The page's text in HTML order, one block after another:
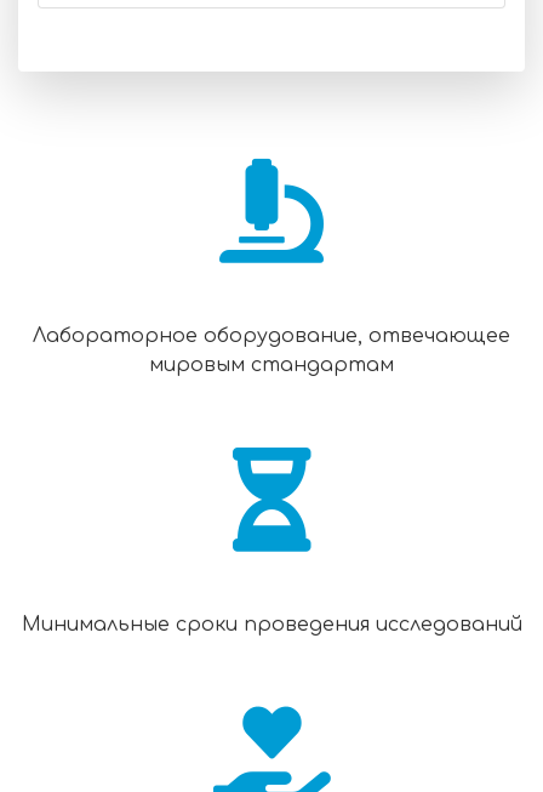
Лабораторное оборудование, отвечающее
мировым стандартам
Минимальные сроки проведения исследований